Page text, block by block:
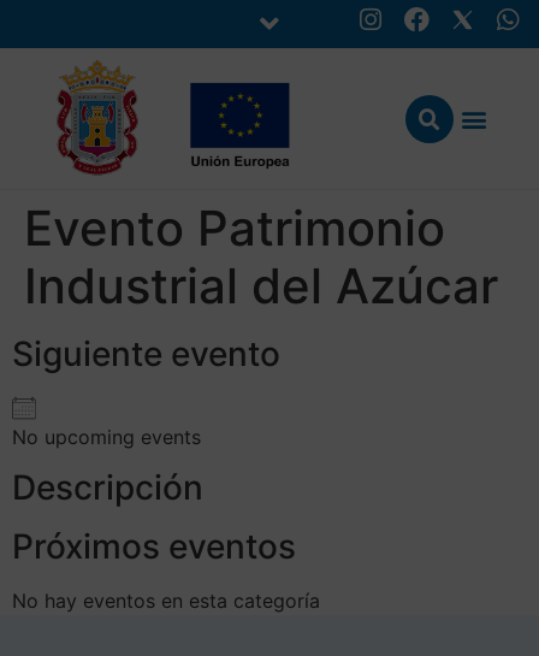
Evento Patrimonio
Industrial del Azúcar
Siguiente evento
No upcoming events
Descripción
Próximos eventos
No hay eventos en esta categoría